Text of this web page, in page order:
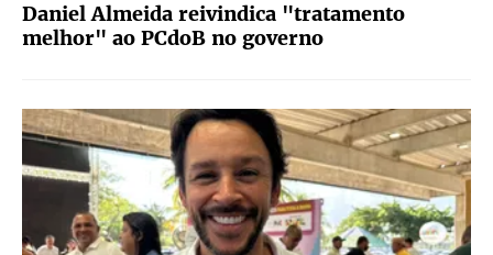
Daniel Almeida reivindica "tratamento
melhor" ao PCdoB no governo